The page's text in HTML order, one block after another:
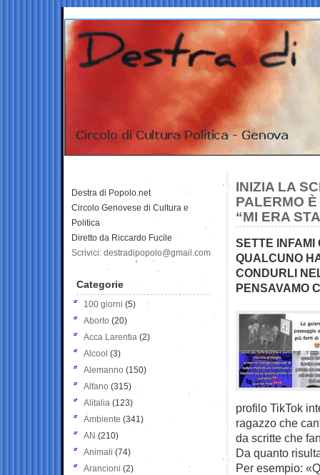
INIZIA LA
PALERMO
“MI ERA
SETTE INFAMI
QUALCUNO
CONDURLI
PENSAVAMO
profilo TikTok
ragazzo che
da scritte che
Da quanto
Per esempio:
Destra di Popolo.net
Circolo Genovese di Cultura e
Politica
Diretto da Riccardo Fucile
Scrivici: destradipopolo@gmail.com
Categorie
100 giorni (5)
Aborto (20)
Acca Larentia (2)
Alcool (3)
Alemanno (150)
Alfano (315)
Alitalia (123)
Ambiente (341)
AN (210)
Animali (74)
Arancioni (2)